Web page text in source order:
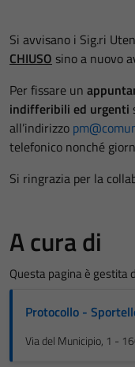
Si avvisano i Sig.ri
CHIUSO sino a nuovo
Per fissare un
indifferibili ed urgenti
all’indirizzo
telefonico nonché
Si ringrazia per la
A cura di
Questa pagina è gestita
Protocollo -
Via del Municipio, 1 -